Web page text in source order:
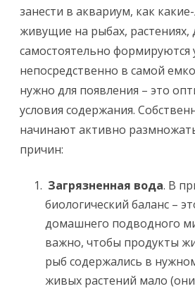
занести в аквариум, как
живущие на рыбах, растениях,
самостоятельно формируются
непосредственно в самой
нужно для появления – это
условия содержания.
начинают активно
причин:
Загрязненная вода. В
биологический баланс –
домашнего подводного
важно, чтобы продукты
рыб содержались в
живых растений мало